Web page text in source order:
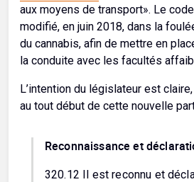
aux moyens de transport». Le
modifié, en juin 2018, dans la
du cannabis, afin de mettre en
la conduite avec les facultés
L’intention du législateur est
au tout début de cette nouvelle
Reconnaissance et
320.12 Il est reconnu et